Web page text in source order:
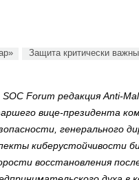
Защита критически
Forum редакция Anti-
вице-президента
генерального
киберустойчивости
восстановления